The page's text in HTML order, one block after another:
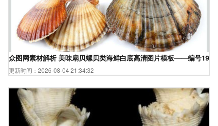
众图网素材解析 美味扇贝螺贝类海鲜白底高清图片模板——编号
更新时间：2026-08-04 21:34:32